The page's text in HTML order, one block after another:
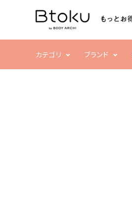
カテゴリ ブランド